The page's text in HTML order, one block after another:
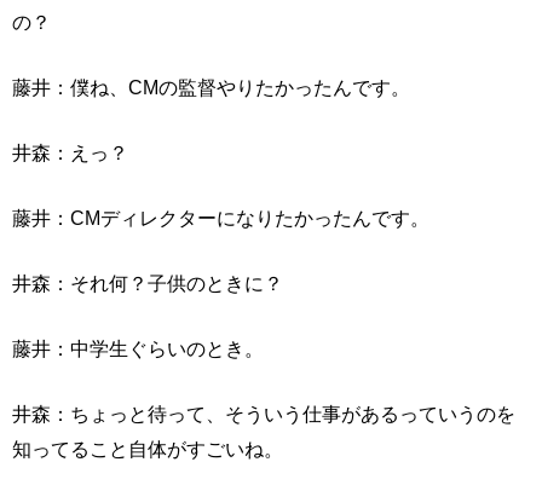
の？
藤井：僕ね、CMの監督やりたかったんです。
井森：えっ？
藤井：CMディレクターになりたかったんです。
井森：それ何？子供のときに？
藤井：中学生ぐらいのとき。
井森：ちょっと待って、そういう仕事があるっていうのを
知ってること自体がすごいね。